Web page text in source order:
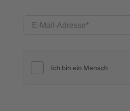
E-Mail-Adresse